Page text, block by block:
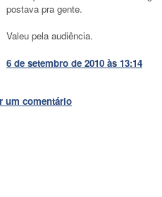
postava pra gente.
Valeu pela audiência.
6 de setembro de 2010 às 13:14
um comentário